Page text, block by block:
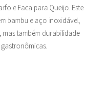
e Faca para Queijo. Este
bambu e aço inoxidável,
mas também durabilidade